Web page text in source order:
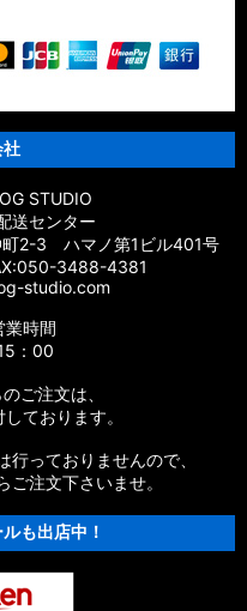
STUDIO
送センター
2-3 ハマノ第1ビル401号
3488-4381
studio.com
業時間
：00
ご注文は、
ております。
っておりませんので、
注文下さいませ。
も出店中！